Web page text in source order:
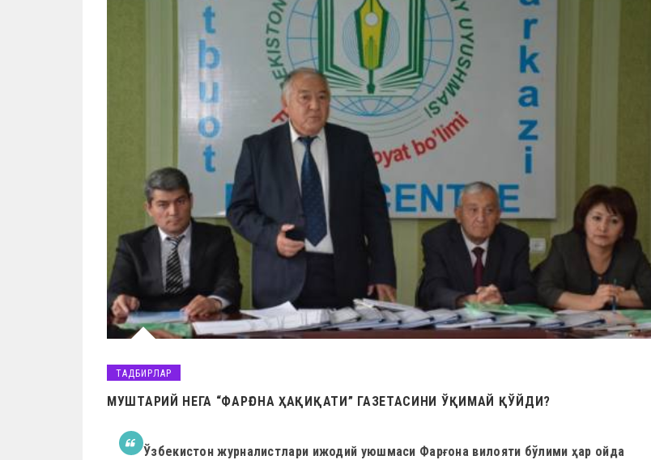
ТАДБИРЛАР
МУШТАРИЙ НЕГА “ФАРҒОНА ҲАҚИҚАТИ” ГАЗЕТАСИНИ ЎҚИМАЙ ҚЎЙДИ?
Ўзбекистон журналистлари ижодий уюшмаси Фарғона вилояти бўлими ҳар ойда